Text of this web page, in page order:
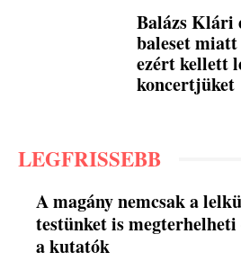
Balázs Klári
baleset
ezért kellett
koncertjüket
LEGFRISSEBB
A magány nemcsak a
testünket is
a kutatók